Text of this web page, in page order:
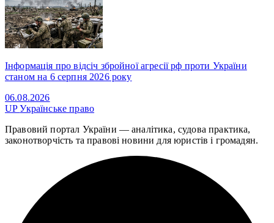
Інформація про відсіч збройної агресії рф проти України
станом на 6 серпня 2026 року
06.08.2026
UPУкраїнське право
Правовий портал України — аналітика, судова практика,
законотворчість та правові новини для юристів і громадян.